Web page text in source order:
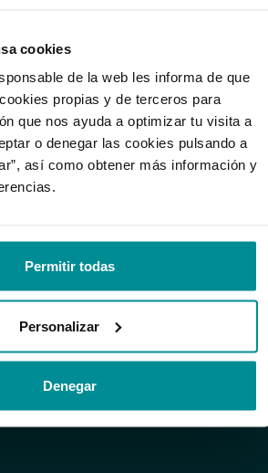
cookies
de la web les informa de que
propias y de terceros para
que nos ayuda a optimizar tu visita a
o denegar las cookies pulsando a
así como obtener más información y
Permitir todas
Personalizar
Denegar
Suscríbete
la política de Privacidad y Cookies